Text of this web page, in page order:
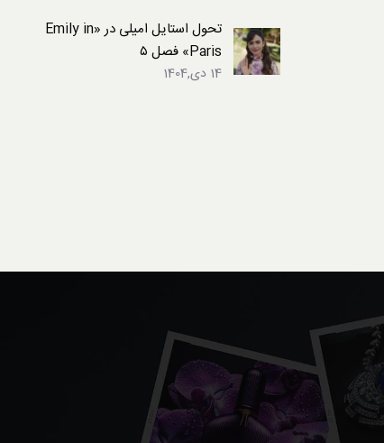
تحول استایل امیلی در «Emily in
Paris» فصل ۵
14 دی,1404